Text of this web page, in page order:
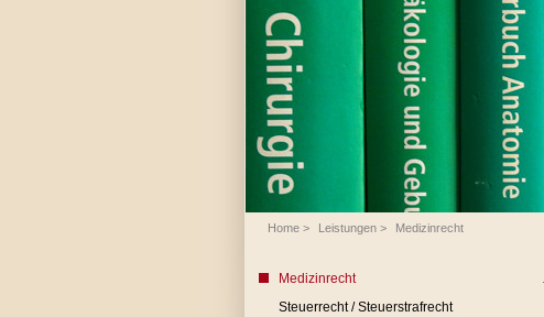
Home> Leistungen> Medizinrecht
Medizinrecht
Steuerrecht / Steuerstrafrecht